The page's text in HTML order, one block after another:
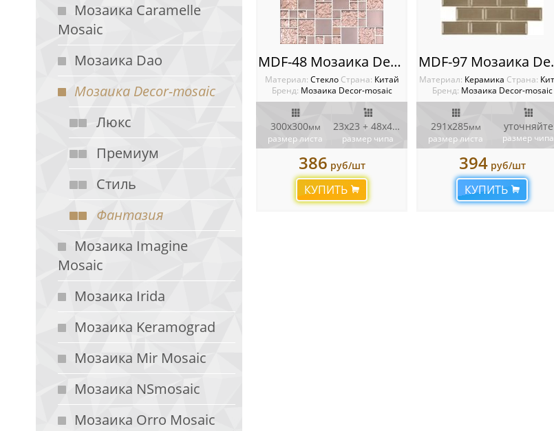
Мозаика Caramelle
Mosaic
Мозаика Dao
Мозаика Decor-mosaic
Люкс
Премиум
Стиль
Фантазия
Мозаика Imagine
Mosaic
Мозаика Irida
Мозаика Keramograd
Мозаика Mir Mosaic
Мозаика NSmosaic
Мозаика Orro Mosaic
MDF-48 Мозаика Decor-mosaic
Материал: Стекло Cтрана: Китай
Бренд: Мозаика Decor-mosaic
300x300мм
размер листа
23х23 + 48х48мм
размер чипа
386 руб/шт
КУПИТЬ
MDF-
Материал: Керамика Cтрана:
Бренд: Мозаика Decor-mosaic
291х285мм
размер листа
уточняйте
размер чипа
394руб/шт
КУПИТЬ